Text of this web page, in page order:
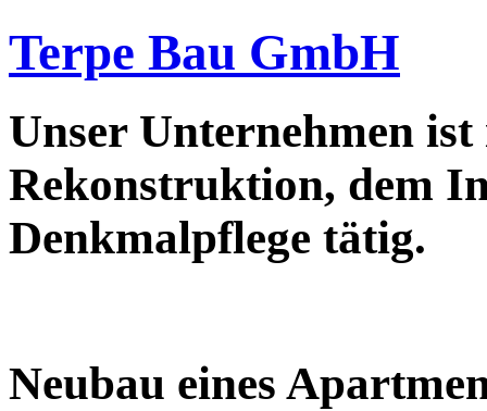
Terpe Bau GmbH
Unser Unternehmen
Rekonstruktion, dem
Denkmalpflege tätig.
Neubau eines